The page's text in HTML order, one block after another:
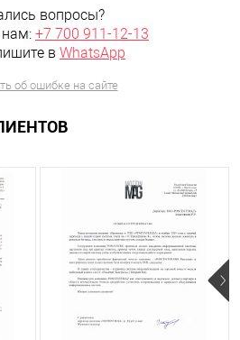
вопросы?
нам: +7 700 911-12-13
в WhatsApp
об ошибке на сайте